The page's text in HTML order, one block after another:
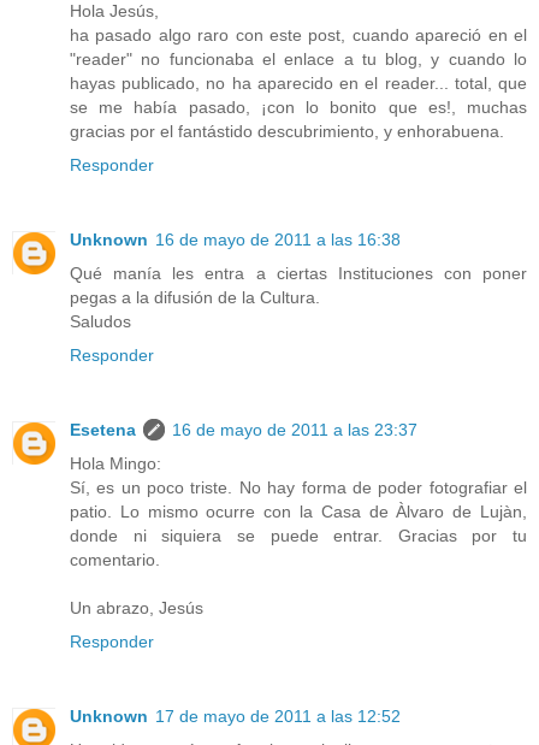
Hola Jesús,
ha pasado algo raro con este post, cuando apareció en el
"reader" no funcionaba el enlace a tu blog, y cuando lo
hayas publicado, no ha aparecido en el reader... total, que
se me había pasado, ¡con lo bonito que es!, muchas
gracias por el fantástido descubrimiento, y enhorabuena.
Responder
Unknown 16 de mayo de 2011 a las 16:38
Qué manía les entra a ciertas Instituciones con poner
pegas a la difusión de la Cultura.
Saludos
Responder
Esetena
16 de mayo de 2011 a las 23:37
Hola Mingo:
Sí, es un poco triste. No hay forma de poder fotografiar el
patio. Lo mismo ocurre con la Casa de Àlvaro de Lujàn,
donde ni siquiera se puede entrar. Gracias por tu
comentario.
Un abrazo, Jesús
Responder
Unknown 17 de mayo de 2011 a las 12:52